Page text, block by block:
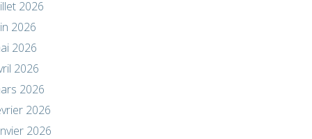
2026
2026
2026
2026
2026
2026
2026